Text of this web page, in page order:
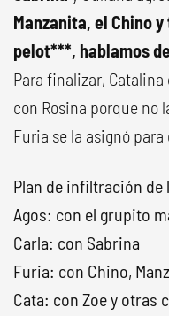
Manzanita, el Chino
pelot***, hablamos
Para finalizar,
con Rosina porque no
Furia se la asignó
Plan de infiltración de
Agos: con el grupito
Carla: con Sabrina
Furia: con Chino,
Cata: con Zoe y otras